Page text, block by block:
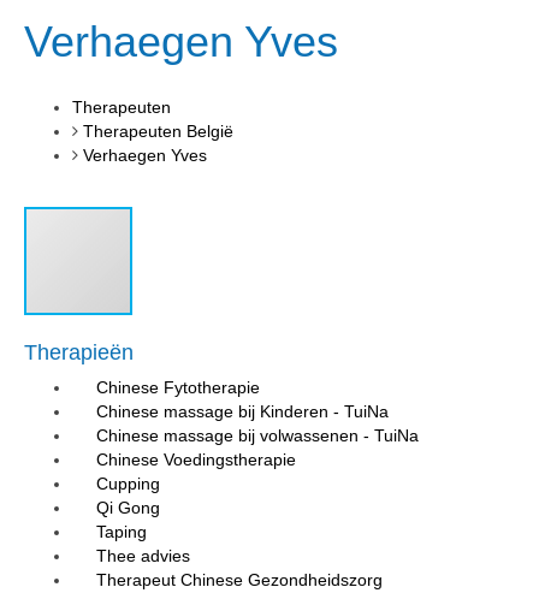
Verhaegen Yves
Therapeuten
Therapeuten België
Verhaegen Yves
Therapieën
Chinese Fytotherapie
Chinese massage bij Kinderen - TuiNa
Chinese massage bij volwassenen - TuiNa
Chinese Voedingstherapie
Cupping
Qi Gong
Taping
Thee advies
Therapeut Chinese Gezondheidszorg